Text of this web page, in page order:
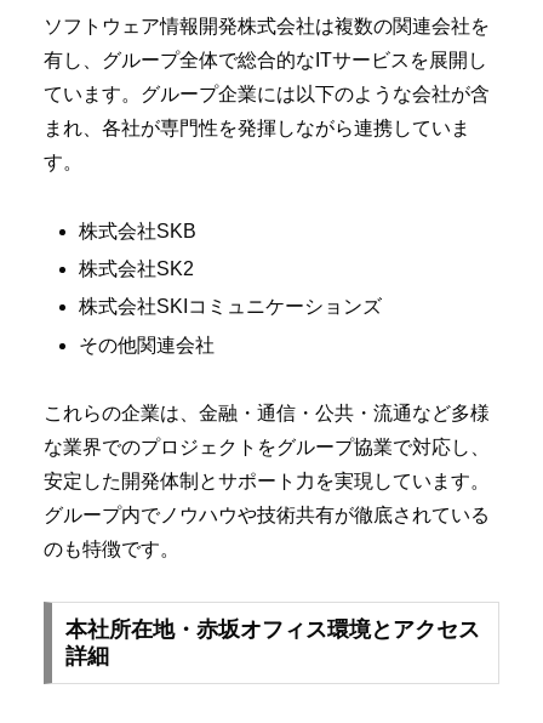
ソフトウェア情報開発株式会社は複数の関連会社を
有し、グループ全体で総合的なITサービスを展開し
ています。グループ企業には以下のような会社が含
まれ、各社が専門性を発揮しながら連携していま
す。
株式会社SKB
株式会社SK2
株式会社SKIコミュニケーションズ
その他関連会社
これらの企業は、金融・通信・公共・流通など多様
な業界でのプロジェクトをグループ協業で対応し、
安定した開発体制とサポート力を実現しています。
グループ内でノウハウや技術共有が徹底されている
のも特徴です。
本社所在地・赤坂オフィス環境とアクセス
詳細